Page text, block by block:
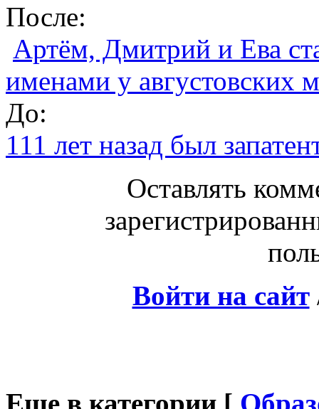
После:
Артём, Дмитрий и Ева
именами у августовских
До:
111 лет назад был
Оставлять
Войти на сайт
Еще в категории [